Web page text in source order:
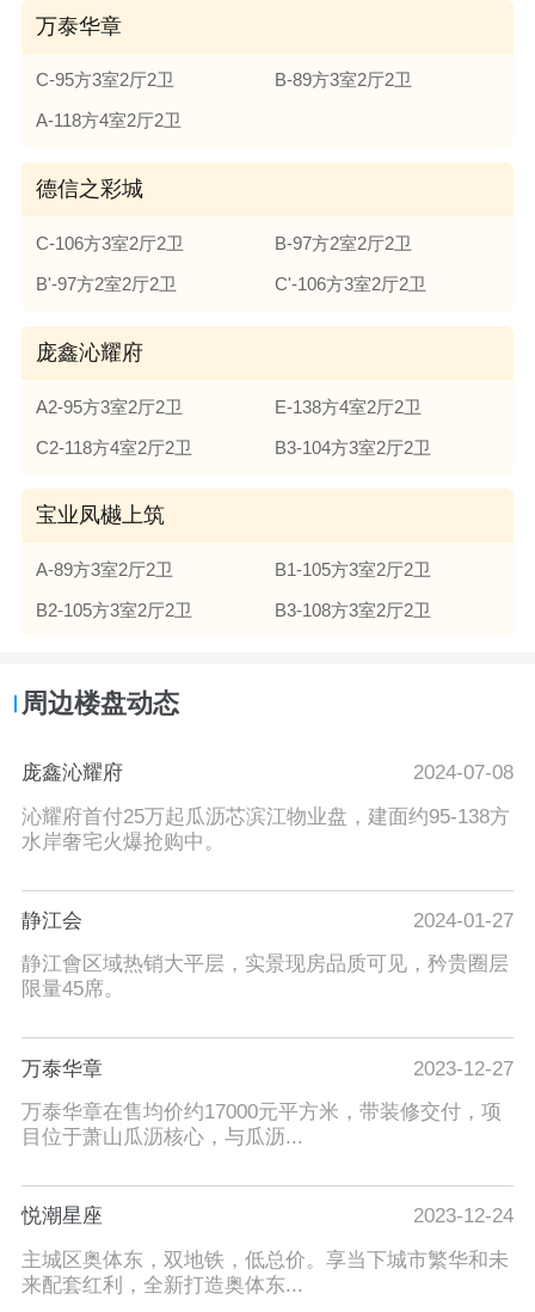
万泰华章
C-95方3室2厅2卫
B-89方3室2厅2卫
A-118方4室2厅2卫
德信之彩城
C-106方3室2厅2卫
B-97方2室2厅2卫
B'-97方2室2厅2卫
C'-106方3室2厅2卫
庞鑫沁耀府
A2-95方3室2厅2卫
E-138方4室2厅2卫
C2-118方4室2厅2卫
B3-104方3室2厅2卫
宝业凤樾上筑
A-89方3室2厅2卫
B1-105方3室2厅2卫
B2-105方3室2厅2卫
B3-108方3室2厅2卫
周边楼盘动态
庞鑫沁耀府
2024-07-08
沁耀府首付25万起瓜沥芯滨江物业盘，建面约95-138方
水岸奢宅火爆抢购中。
静江会
2024-01-27
静江會区域热销大平层，实景现房品质可见，矜贵圈层
限量45席。
万泰华章
2023-12-27
万泰华章在售均价约17000元平方米，带装修交付，项
目位于萧山瓜沥核心，与瓜沥...
悦潮星座
2023-12-24
主城区奥体东，双地铁，低总价。享当下城市繁华和未
来配套红利，全新打造奥体东...